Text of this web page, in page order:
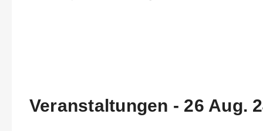
Veranstaltungen - 26 Aug.